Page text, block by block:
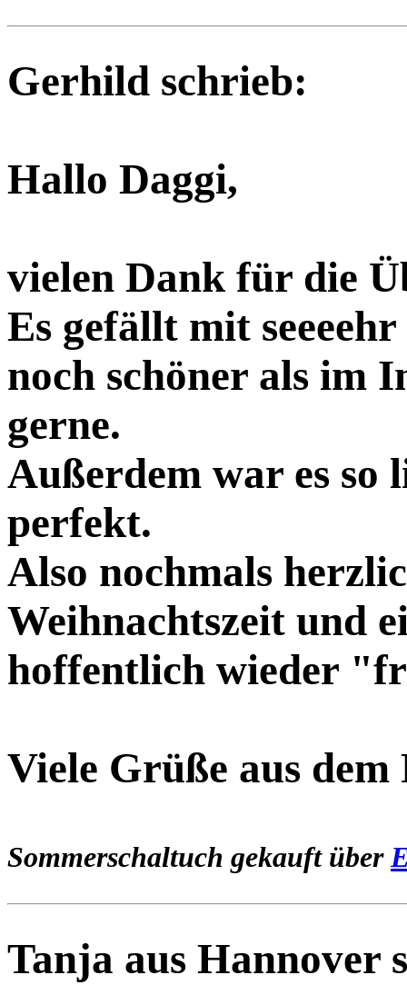
Gerhild schrieb:
Hallo Daggi,
vielen Dank für die
Es gefällt mit
noch schöner als im
gerne.
Außerdem war es so
perfekt.
Also nochmals
Weihnachtszeit und
hoffentlich wieder
Viele Grüße aus
Sommerschaltuch gekauft über
Tanja aus Hannover